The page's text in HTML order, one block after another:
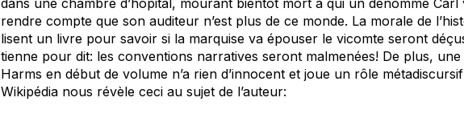
dans une chambre d’hôpital, mourant bientôt mort à qui un dénommé Carl
rendre compte que son auditeur n’est plus de ce monde. La morale de
lisent un livre pour savoir si la marquise va épouser le vicomte seront
tienne pour dit: les conventions narratives seront malmenées! De plus,
Harms en début de volume n’a rien d’innocent et joue un rôle
Wikipédia nous révèle ceci au sujet de l’auteur: